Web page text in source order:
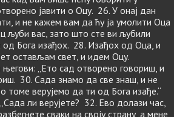
јавити о Оцу. 26. У онај дан
и не кажем вам да ћу ја умолити Оца
љуби вас, зато што сте ви љубили
од Бога изађох. 28. Изађох од Оца, и
остављам свет, и идем Оцу.
„Ето сад отворено говориш, и
30. Сада знамо да све знаш, и не
томе верујемо да ти од Бога изађе.“
ли верујете? 32. Ево долази час,
сваки на своју страну, а мене